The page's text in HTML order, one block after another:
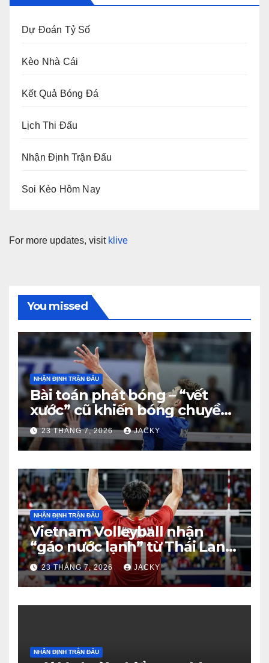
Dự Đoán Tỷ Số
Kèo Nhà Cái
Kết Quả Bóng Đá
Lịch Thi Đấu
Nhận Định Trận Đấu
Soi Kèo Hôm Nay
For more updates, visit klive
You missed
NHẬN ĐỊNH TRẬN ĐẤU
Bài toán phát bóng – “vết
xước” cũ khiến bóng chuyền
nam Việt Nam trả giá đắt
trước Thái Lan
23 THÁNG 7, 2026 JACKY
NHẬN ĐỊNH TRẬN ĐẤU
Vietnam Volleyball nhận
“gáo nước lạnh” từ Thái Lan:
Từ dẫn 2-0 đến thua ngược 2-
3 đầy tiếc nuối
23 THÁNG 7, 2026 JACKY
NHẬN ĐỊNH TRẬN ĐẤU